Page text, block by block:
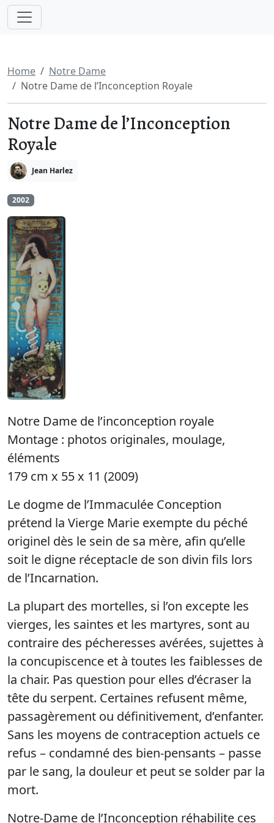
Home
Notre Dame
Notre Dame de l’Inconception Royale
Notre Dame de l’Inconception
Royale
Jean Harlez
2002
Notre Dame de l’inconception royale
Montage : photos originales, moulage,
éléments
179 cm x 55 x 11 (2009)
Le dogme de l’Immaculée Conception
prétend la Vierge Marie exempte du péché
originel dès le sein de sa mère, afin qu’elle
soit le digne réceptacle de son divin fils lors
de l’Incarnation.
La plupart des mortelles, si l’on excepte les
vierges, les saintes et les martyres, sont au
contraire des pécheresses avérées, sujettes à
la concupiscence et à toutes les faiblesses de
la chair. Pas question pour elles d’écraser la
tête du serpent. Certaines refusent même,
passagèrement ou définitivement, d’enfanter.
Sans les moyens de contraception actuels ce
refus – condamné des bien-pensants – passe
par le sang, la douleur et peut se solder par la
mort.
Notre-Dame de l’Inconception réhabilite ces